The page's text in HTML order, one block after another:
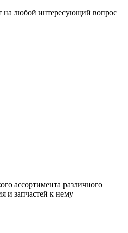
на любой интересующий вопрос
ассортимента различного
и запчастей к нему